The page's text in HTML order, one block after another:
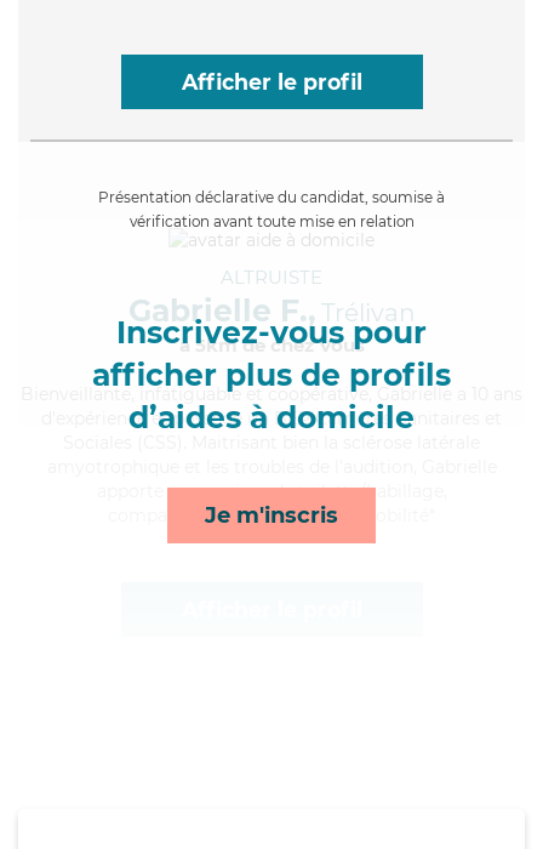
Afficher le profil
Présentation déclarative du candidat, soumise à
vérification avant toute mise en relation
Inscrivez-vous pour
afficher plus de profils
d’aides à domicile
Je m'inscris
ALTRUISTE
Gabrielle F., Trélivan
à 5km de chez Vous
, infatiguable et coopérative, Gabrielle a 10 ans
d'expérience et possède un BEP Carrières Sanitaires et
apporte ses services de toilette/habillage,
compagnie/loisirs, rappels et mobilité*